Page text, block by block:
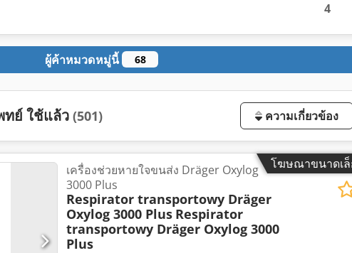
4
ผู้ค้าหมวดหมู่นี้ 68
ทย์ ใช้แล้ว (501) ความเกี่ยวข้อง
โฆษณาขนาดเ
เครื่องช่วยหายใจขนส่ง Dräger Oxylog
3000 Plus
Respirator transportowy Dräger
Oxylog 3000 Plus Respirator
transportowy Dräger Oxylog 3000
Plus